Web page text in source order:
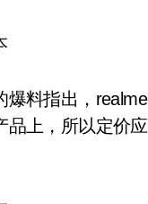
爆料指出，realme
品上，所以定价应